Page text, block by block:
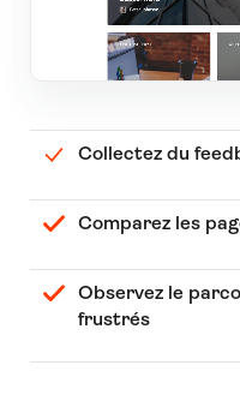
Collectez du
Comparez les
Observez le
frustrés